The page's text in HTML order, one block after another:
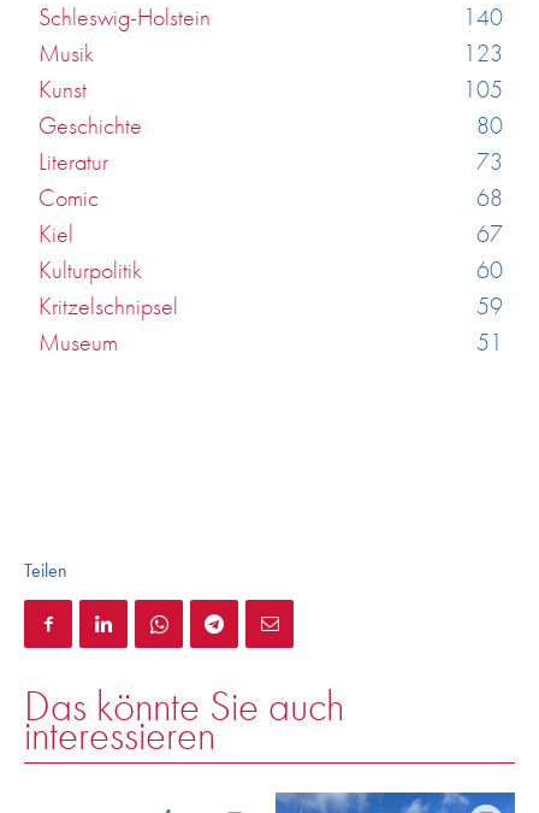
Schleswig-Holstein
140
Musik
123
Kunst
105
Geschichte
80
Literatur
73
Comic
68
Kiel
67
Kulturpolitik
60
Kritzelschnipsel
59
Museum
51
Teilen
Das könnte Sie auch
interessieren